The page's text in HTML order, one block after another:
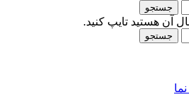
جستجو
آن هستید تایپ کنید.
جستجو